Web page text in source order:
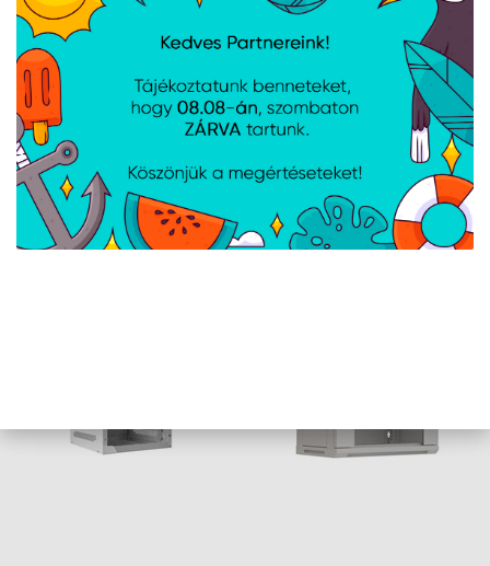
Standard
RÉSZ, DIN 41494/7. RÉSZ, ETSI,
IEC297-2:1982
Földelés
részletei
Tartalmazott
tartozékok
Földelő kábel, Kerekek fékkel,
Lábak, Szellőzőpanel (4 ventilátor),
M6-os csavarok, Első zár, Hátsó zár,